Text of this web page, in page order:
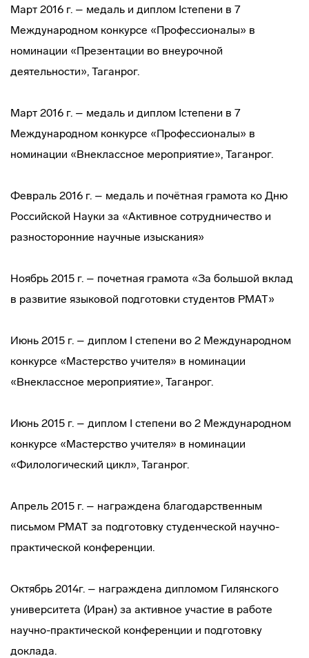
Март 2016 г. – медаль и диплом Iстепени в 7
Международном конкурсе «Профессионалы» в
номинации «Презентации во внеурочной
деятельности», Таганрог.
Март 2016 г. – медаль и диплом Iстепени в 7
Международном конкурсе «Профессионалы» в
номинации «Внеклассное мероприятие», Таганрог.
Февраль 2016 г. – медаль и почётная грамота ко Дню
Российской Науки за «Активное сотрудничество и
разносторонние научные изыскания»
Ноябрь 2015 г. – почетная грамота «За большой вклад
в развитие языковой подготовки студентов РМАТ»
Июнь 2015 г. – диплом I степени во 2 Международном
конкурсе «Мастерство учителя» в номинации
«Внеклассное мероприятие», Таганрог.
Июнь 2015 г. – диплом I степени во 2 Международном
конкурсе «Мастерство учителя» в номинации
«Филологический цикл», Таганрог.
Апрель 2015 г. – награждена благодарственным
письмом РМАТ за подготовку студенческой научно-
практической конференции.
Октябрь 2014г. – награждена дипломом Гилянского
университета (Иран) за активное участие в работе
научно-практической конференции и подготовку
доклада.